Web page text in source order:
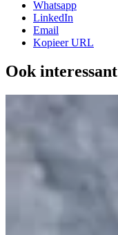
Whatsapp
LinkedIn
Email
Kopieer URL
Ook interessant